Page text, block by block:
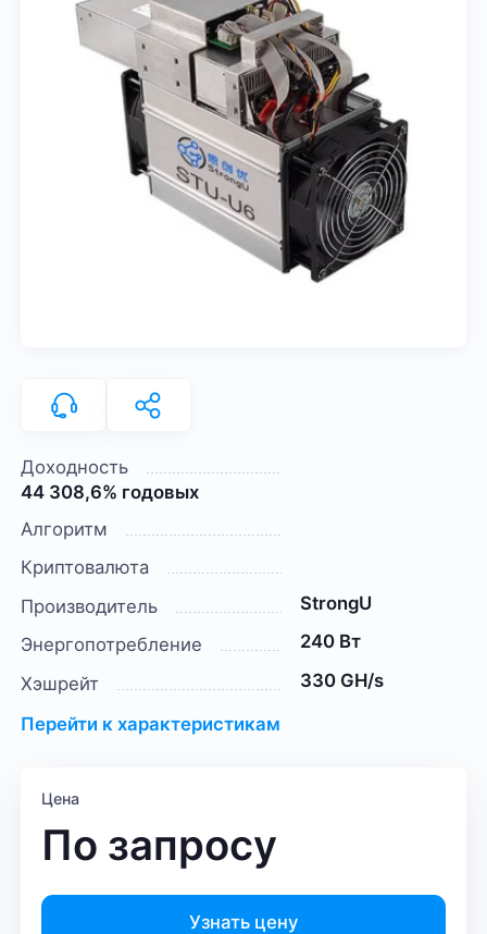
Доходность
44 308,6% годовых
Алгоритм
Криптовалюта
Производитель
StrongU
Энергопотребление
240 Вт
Хэшрейт
330 GH/s
Перейти к характеристикам
Цена
По запросу
Узнать цену